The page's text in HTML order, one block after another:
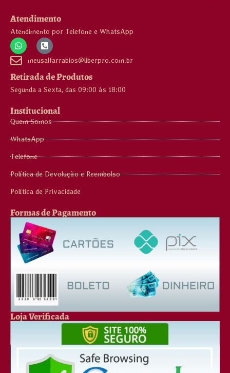
Atendimento
Atendimento por Telefone e WhatsApp
meusalfarrabios@liberpro.com.br
Retirada de Produtos
Segunda a Sexta, das 09:00 às 18:00
Institucional
Quem Somos
WhatsApp
Telefone
Política de Devolução e Reembolso
Política de Privacidade
Formas de Pagamento
Loja Verificada